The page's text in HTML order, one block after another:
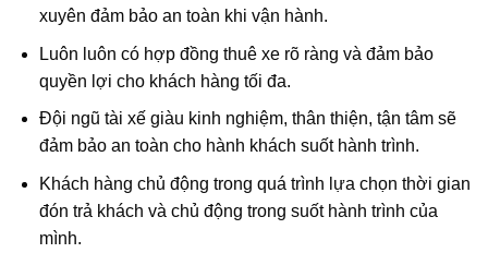
xuyên đảm bảo an toàn khi vận hành.
Luôn luôn có hợp đồng thuê xe rõ ràng và đảm bảo
quyền lợi cho khách hàng tối đa.
Đội ngũ tài xế giàu kinh nghiệm, thân thiện, tận tâm sẽ
đảm bảo an toàn cho hành khách suốt hành trình.
Khách hàng chủ động trong quá trình lựa chọn thời gian
đón trả khách và chủ động trong suốt hành trình của
mình.